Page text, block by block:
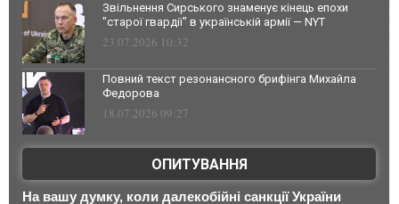
Звільнення Сирського знаменує кінець епохи
"старої гвардії" в українській армії — NYT
23.07.2026 10:32
Повний текст резонансного брифінга Михайла
Федорова
18.07.2026 09:27
ОПИТУВАННЯ
На вашу думку, коли далекобійні санкції України